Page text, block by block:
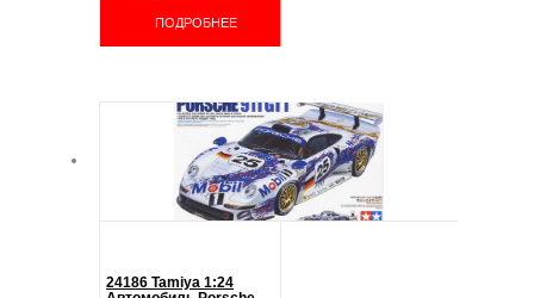
ПОДРОБНЕЕ
24186 Tamiya 1:24